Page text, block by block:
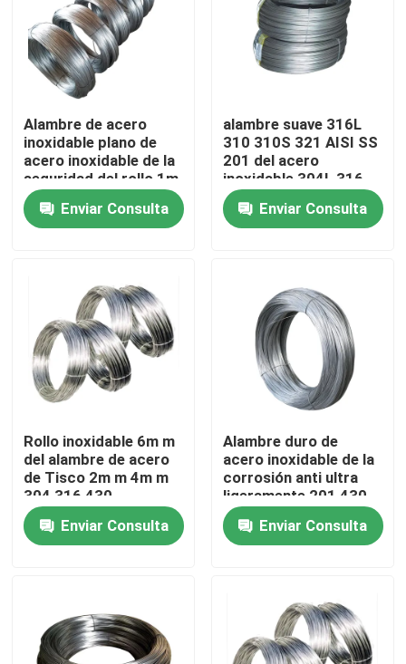
Inicio
Sobre nosotros
Productos
Vídeos
Hoja inoxidable de la placa de acero
Tira de acero inoxidable de la bobina
Barra de varilla de acero inoxidable
Alambre de acero
inoxidable plano de
acero inoxidable de la
seguridad del rollo 1m
m del alambre SS304
316 Enviar Consulta
alambre suave 316L
310 310S 321 AISI SS
201 del acero
inoxidable 304L 316
304
Enviar Consulta
Rollo inoxidable 6m m
del alambre de acero
de Tisco 2m m 4m m
304 316 430
Enviar Consulta
Alambre duro de
acero inoxidable de la
corrosión anti ultra
ligeramente 201 430
2205
Enviar Consulta